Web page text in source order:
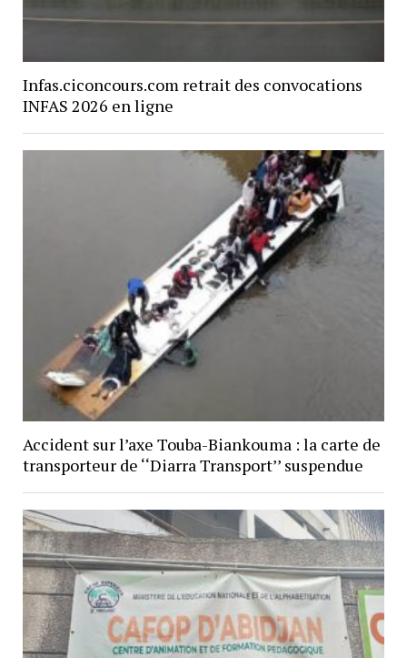
Infas.ciconcours.com retrait des convocations
INFAS 2026 en ligne
Accident sur l’axe Touba-Biankouma : la carte de
transporteur de ‘‘Diarra Transport’’ suspendue